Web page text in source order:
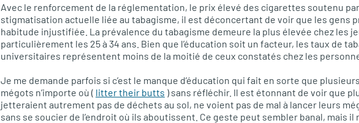
Avec le renforcement de la réglementation, le prix élevé des cigarettes soutenu
stigmatisation actuelle liée au tabagisme, il est déconcertant de voir que les gens
habitude injustifiée. La prévalence du tabagisme demeure la plus élevée chez les
particulièrement les 25 à 34 ans. Bien que l’éducation soit un facteur, les taux de
universitaires représentent moins de la moitié de ceux constatés chez les
Je me demande parfois si c’est le manque d’éducation qui fait en sorte que
mégots n’importe où ( litter their butts ) sans réfléchir. Il est étonnant de voir que
jetteraient autrement pas de déchets au sol, ne voient pas de mal à lancer leurs
sans se soucier de l’endroit où ils aboutissent. Ce geste peut sembler banal, mais il